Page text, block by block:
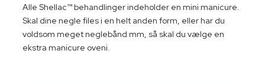
​Alle Shellac™ behandlinger indeholder en mini manicure.
Skal dine negle files i en helt anden form, eller har du
voldsom meget neglebånd mm, så skal du vælge en
ekstra manicure oveni.